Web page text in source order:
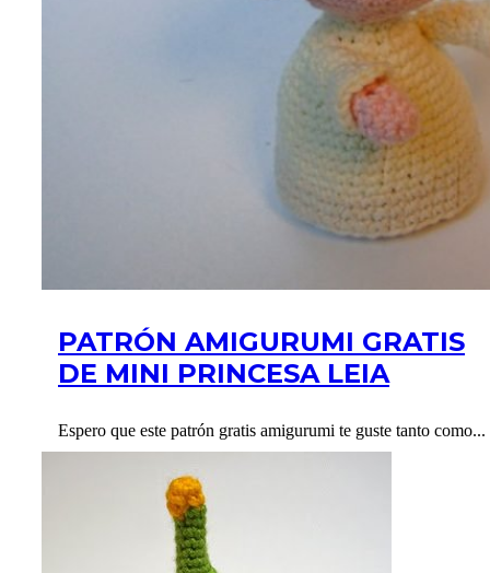
PATRÓN AMIGURUMI GRATIS
DE MINI PRINCESA LEIA
Espero que este patrón gratis amigurumi te guste tanto como...